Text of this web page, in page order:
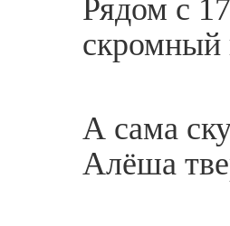
Рядом с
скромный
А сама
Алёша